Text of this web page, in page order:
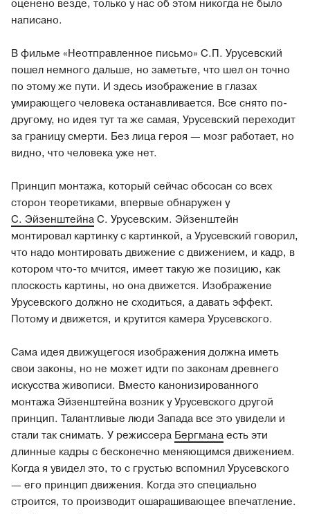
оценено везде, только у нас об этом никогда не было
написано.
В фильме «Неотправленное письмо» С.П. Урусевский
пошел немного дальше, но заметьте, что шел он точно
по этому же пути. И здесь изображение в глазах
умирающего человека останавливается. Все снято по-
другому, но идея тут та же самая, Урусевский переходит
за границу смерти. Без лица героя — мозг работает, но
видно, что человека уже нет.
Принцип монтажа, который сейчас обсосан со всех
сторон теоретиками, впервые обнаружен у
С. ЭйзенштейнаС. Урусевским. Эйзенштейн
монтировал картинку с картинкой, а Урусевский говорил,
что надо монтировать движение с движением, и кадр, в
котором что-то мчится, имеет такую же позицию, как
плоскость картины, но она движется. Изображение
Урусевского должно не сходиться, а давать эффект.
Потому и движется, и крутится камера Урусевского.
Сама идея движущегося изображения должна иметь
свои законы, но не может идти по законам древнего
искусства живописи. Вместо канонизированного
монтажа Эйзенштейна возник у Урусевского другой
принцип. Талантливые люди Запада все это увидели и
стали так снимать. У режиссера Бергманаесть эти
длинные кадры с бесконечно меняющимся движением.
Когда я увидел это, то с грустью вспомнил Урусевского
— его принцип движения. Когда это специально
строится, то производит ошарашивающее впечатление.